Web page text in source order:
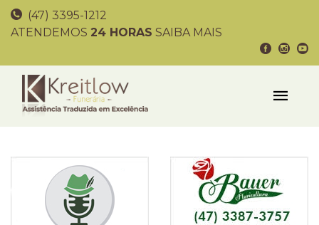
(47) 3395-1212
ATENDEMOS 24 HORAS SAIBA MAIS